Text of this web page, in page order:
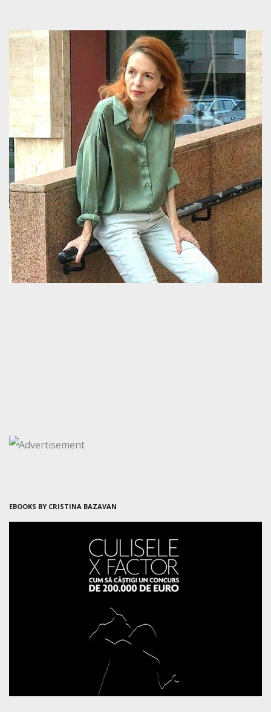
EBOOKS BY CRISTINA BAZAVAN